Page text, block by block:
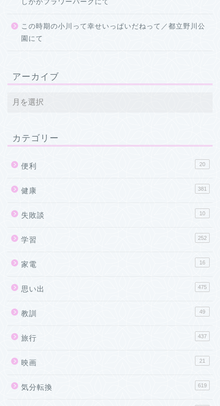
しかがフラワーパークにて
この時期の小川って幸せいっぱいだねって／都立野川公
園にて
アーカイブ
カテゴリー
便利 20
健康 381
失敗談 10
学習 252
家電 16
思い出 475
教訓 49
旅行 437
映画 21
気分転換 619